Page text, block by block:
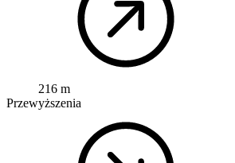
216 m
Przewyższenia